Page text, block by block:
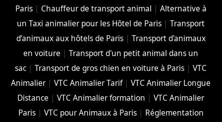
Paris| Chauffeur de transport animal | Alternative à
un Taxi animalier pour les Hôtel de Paris |Transport
d’animaux aux hôtels de Paris| Transport d'animaux
en voiture |Transport d'un petit animal dans un
sac |Transport de gros chien en voiture à Paris |VTC
Animalier |VTC Animalier Tarif|VTC Animalier Longue
Distance |VTC Animalier formation |VTC Animalier
Paris| VTC pour Animaux à Paris| Réglementation